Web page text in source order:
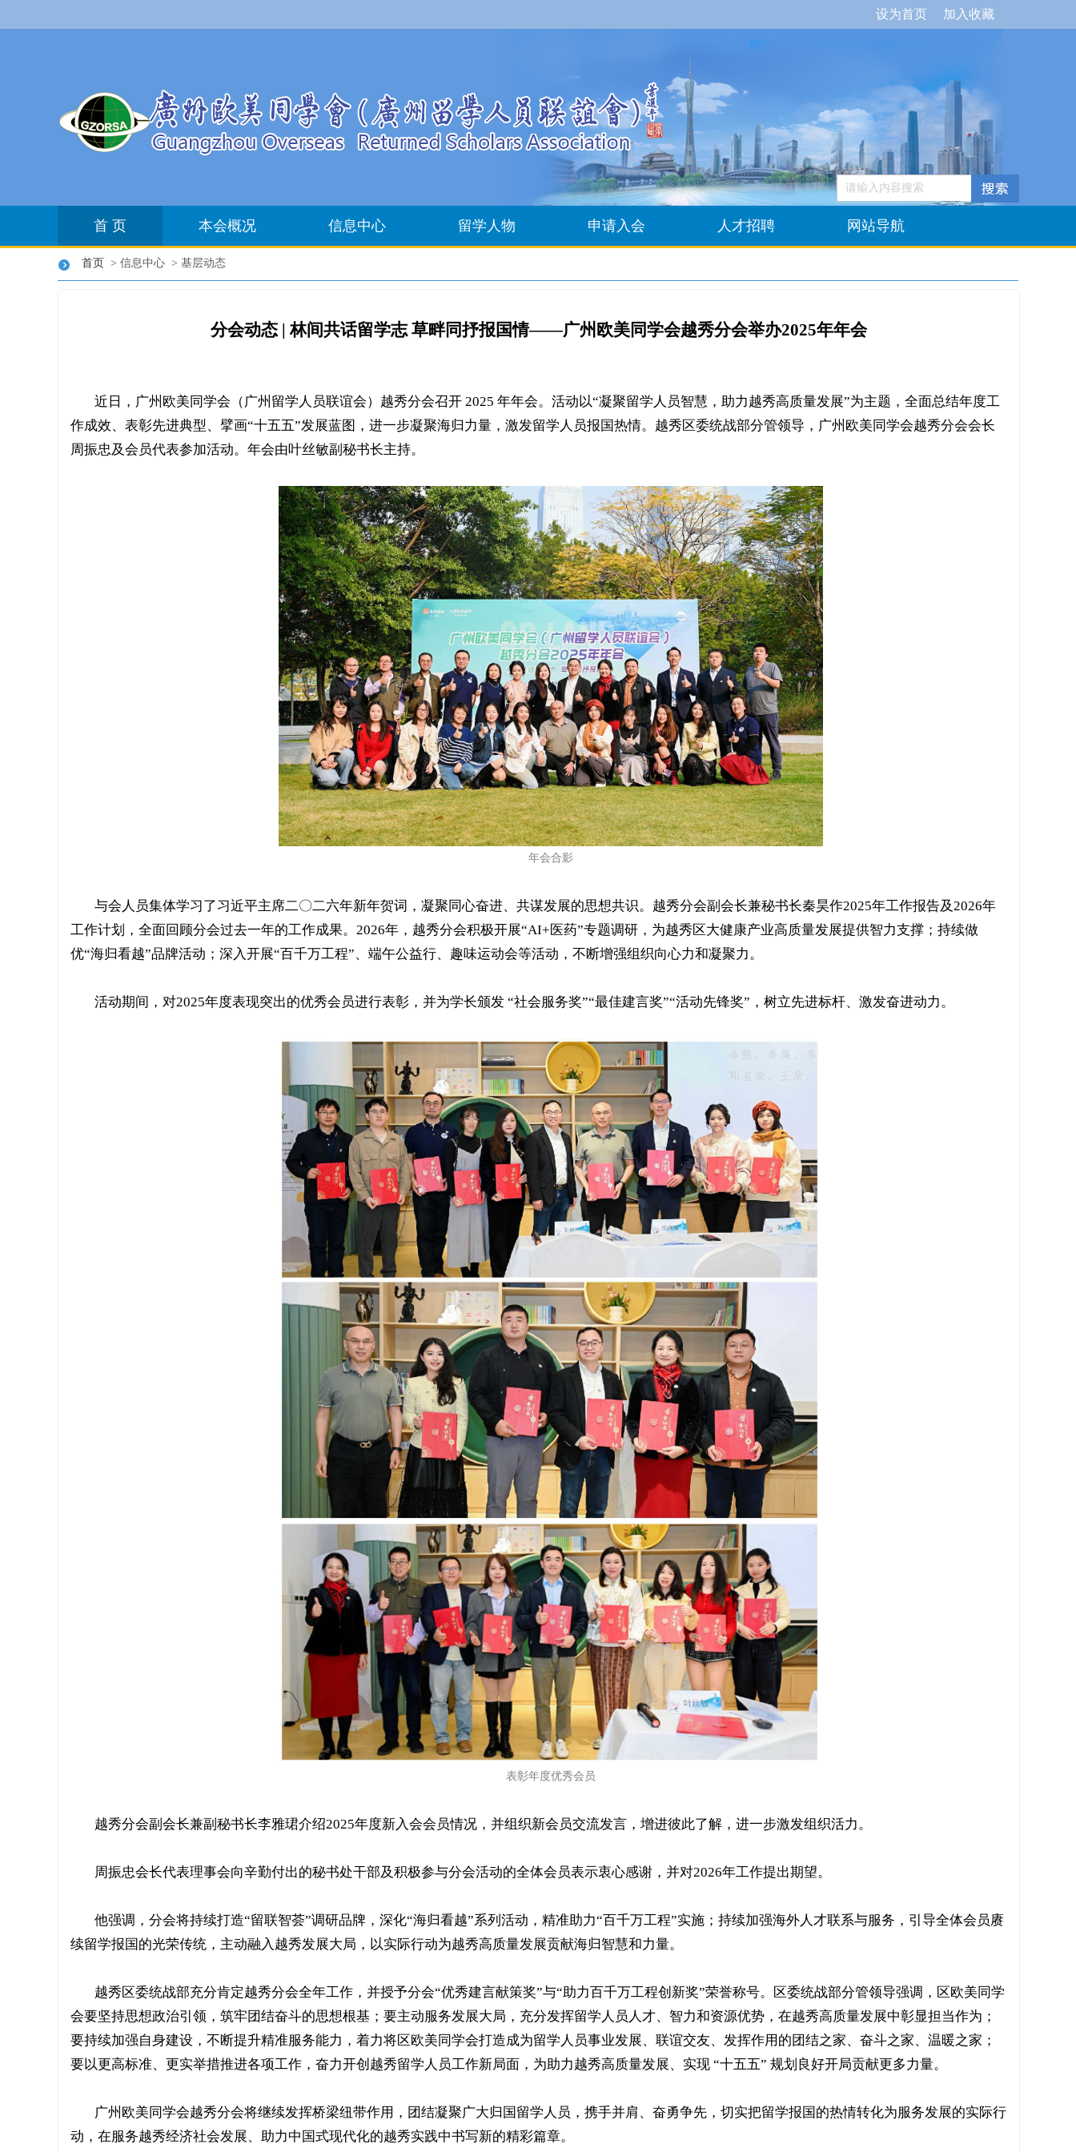
设为首页 加入收藏
首 页 本会概况 信息中心 留学人物 申请入会 人才招聘 网站导航
首页 > 信息中心 > 基层动态
分会动态 | 林间共话留学志 草畔同抒报国情——广州欧美同学会越秀分会举办2025年年会
近日，广州欧美同学会（广州留学人员联谊会）越秀分会召开 2025 年年会。活动以“凝聚留学人员智慧，助力越秀高质量发展”为主题，全面总结年度工
作成效、表彰先进典型、擘画“十五五”发展蓝图，进一步凝聚海归力量，激发留学人员报国热情。越秀区委统战部分管领导，广州欧美同学会越秀分会会长
周振忠及会员代表参加活动。年会由叶丝敏副秘书长主持。
年会合影
与会人员集体学习了习近平主席二〇二六年新年贺词，凝聚同心奋进、共谋发展的思想共识。越秀分会副会长兼秘书长秦昊作2025年工作报告及2026年
工作计划，全面回顾分会过去一年的工作成果。2026年，越秀分会积极开展“AI+医药”专题调研，为越秀区大健康产业高质量发展提供智力支撑；持续做
优“海归看越”品牌活动；深入开展“百千万工程”、端午公益行、趣味运动会等活动，不断增强组织向心力和凝聚力。
活动期间，对2025年度表现突出的优秀会员进行表彰，并为学长颁发 “社会服务奖”“最佳建言奖”“活动先锋奖”，树立先进标杆、激发奋进动力。
表彰年度优秀会员
越秀分会副会长兼副秘书长李雅珺介绍2025年度新入会会员情况，并组织新会员交流发言，增进彼此了解，进一步激发组织活力。
周振忠会长代表理事会向辛勤付出的秘书处干部及积极参与分会活动的全体会员表示衷心感谢，并对2026年工作提出期望。
他强调，分会将持续打造“留联智荟”调研品牌，深化“海归看越”系列活动，精准助力“百千万工程”实施；持续加强海外人才联系与服务，引导全体会员赓
续留学报国的光荣传统，主动融入越秀发展大局，以实际行动为越秀高质量发展贡献海归智慧和力量。
越秀区委统战部充分肯定越秀分会全年工作，并授予分会“优秀建言献策奖”与“助力百千万工程创新奖”荣誉称号。区委统战部分管领导强调，区欧美同学
会要坚持思想政治引领，筑牢团结奋斗的思想根基；要主动服务发展大局，充分发挥留学人员人才、智力和资源优势，在越秀高质量发展中彰显担当作为；
要持续加强自身建设，不断提升精准服务能力，着力将区欧美同学会打造成为留学人员事业发展、联谊交友、发挥作用的团结之家、奋斗之家、温暖之家；
要以更高标准、更实举措推进各项工作，奋力开创越秀留学人员工作新局面，为助力越秀高质量发展、实现 “十五五” 规划良好开局贡献更多力量。
广州欧美同学会越秀分会将继续发挥桥梁纽带作用，团结凝聚广大归国留学人员，携手并肩、奋勇争先，切实把留学报国的热情转化为服务发展的实际行
动，在服务越秀经济社会发展、助力中国式现代化的越秀实践中书写新的精彩篇章。